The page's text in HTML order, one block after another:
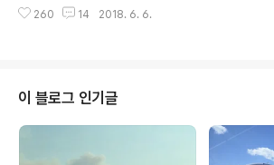
마음 다시 느끼고 싶어도 잘 찾아와주지 않더라고요) 그때
습니다. 오늘 주요 뉴스에는 북미정상회담에서 경호를 맡
는 훌륭한 용병이 있다는 말에 솔직히 믿을 수 없었답니다.
하지만, 네팔에 머물면서 여행할 때 현지인이 말해준 이들
의 위상은 참으로 대단했습니다. 쿠크리(khukri)라는 단검
을 들고 영국군에 대항하여 싸운 이야기가 회자되고 있었
260 14 2018. 6. 6.
이 블로그 인기글